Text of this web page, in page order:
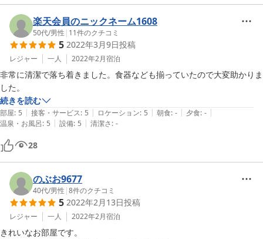
楽天会員のニックネーム1608
50代/男性 | 11件のクチコミ
5 2022年3月9日投稿
レジャー 一人 2022年2月宿泊
非常に清潔で落ち着きました。食器なども揃っていたので大変助かりま
した。
続きを読む
部屋: 5 | 接客・サービス: 5 | ロケーション: 5 | 朝食: - | 夕食: - |
温泉・お風呂: 5 | 設備: 5 | 清潔さ: -
28
のぶお9677
40代/男性 |8件のクチコミ
5 2022年2月13日投稿
レジャー 一人 2022年2月宿泊
きれいなお部屋です。